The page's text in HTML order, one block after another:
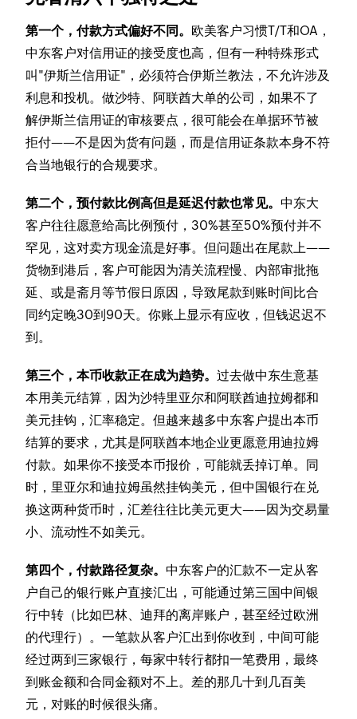
第一个，付款方式偏好不同。 欧美客户习惯T/T和OA，
中东客户对信用证的接受度也高，但有一种特殊形式
叫"伊斯兰信用证"，必须符合伊斯兰教法，不允许涉及
利息和投机。做沙特、阿联酋大单的公司，如果不了
解伊斯兰信用证的审核要点，很可能会在单据环节被
拒付——不是因为货有问题，而是信用证条款本身不符
合当地银行的合规要求。
第二个，预付款比例高但是延迟付款也常见。中东大
客户往往愿意给高比例预付，30%甚至50%预付并不
罕见，这对卖方现金流是好事。但问题出在尾款上——
货物到港后，客户可能因为清关流程慢、内部审批拖
延、或是斋月等节假日原因，导致尾款到账时间比合
同约定晚30到90天。你账上显示有应收，但钱迟迟不
到。
第三个，本币收款正在成为趋势。过去做中东生意基
本用美元结算，因为沙特里亚尔和阿联酋迪拉姆都和
美元挂钩，汇率稳定。但越来越多中东客户提出本币
结算的要求，尤其是阿联酋本地企业更愿意用迪拉姆
付款。如果你不接受本币报价，可能就丢掉订单。同
时，里亚尔和迪拉姆虽然挂钩美元，但中国银行在兑
换这两种货币时，汇差往往比美元更大——因为交易量
小、流动性不如美元。
第四个，付款路径复杂。中东客户的汇款不一定从客
户自己的银行账户直接汇出，可能通过第三国中间银
行中转（比如巴林、迪拜的离岸账户，甚至经过欧洲
的代理行）。一笔款从客户汇出到你收到，中间可能
经过两到三家银行，每家中转行都扣一笔费用，最终
到账金额和合同金额对不上。差的那几十到几百美
元，对账的时候很头痛。